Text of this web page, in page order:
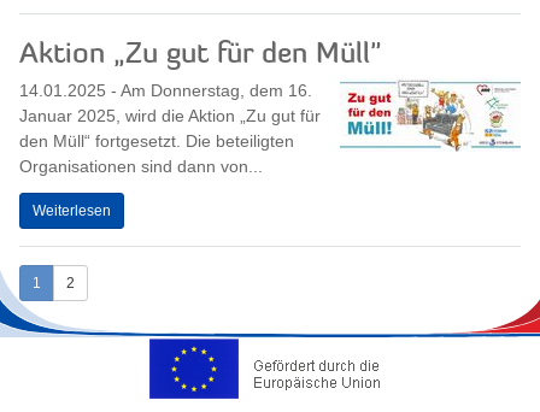
Aktion „Zu gut für den Müll"
14.01.2025 - Am Donnerstag, dem 16.
Januar 2025, wird die Aktion „Zu gut für
den Müll“ fortgesetzt. Die beteiligten
Organisationen sind dann von...
Weiterlesen
1 2